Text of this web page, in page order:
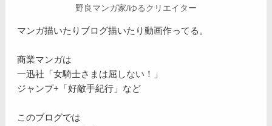
野良マンガ家/ゆるクリエイター
マンガ描いたりブログ描いたり動画作ってる。
商業マンガは
一迅社「女騎士さまは屈しない！」
ジャンプ+「好敵手紀行」など
このブログでは